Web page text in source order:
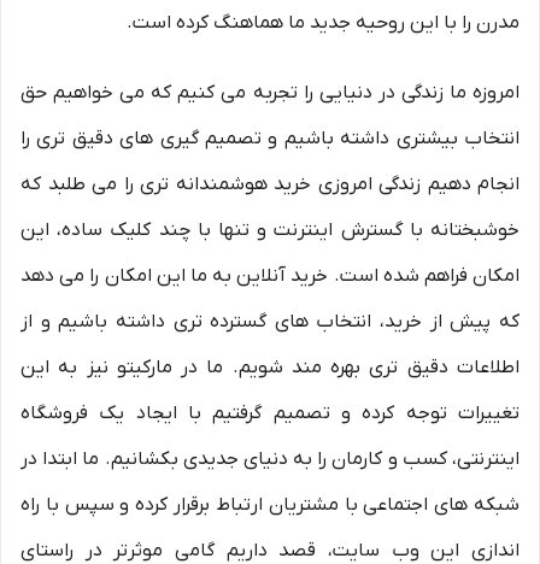
مدرن را با این روحیه جدید ما هماهنگ کرده است.
امروزه ما زندگی در دنیایی را تجربه می کنیم که می خواهیم حق
انتخاب بیشتری داشته باشیم و تصمیم گیری های دقیق تری را
انجام دهیم زندگی امروزی خرید هوشمندانه تری را می طلبد که
خوشبختانه با گسترش اینترنت و تنها با چند کلیک ساده، این
امکان فراهم شده است. خرید آنلاین به ما این امکان را می دهد
که پیش از خرید، انتخاب های گسترده تری داشته باشیم و از
اطلاعات دقیق تری بهره مند شویم. ما در مارکیتو نیز به این
تغییرات توجه کرده و تصمیم گرفتیم با ایجاد یک فروشگاه
اینترنتی، کسب و کارمان را به دنیای جدیدی بکشانیم. ما ابتدا در
شبکه های اجتماعی با مشتریان ارتباط برقرار کرده و سپس با راه
اندازی این وب سایت، قصد داریم گامی موثرتر در راستای